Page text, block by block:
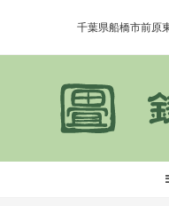
テ
キ
千葉県船橋市前原